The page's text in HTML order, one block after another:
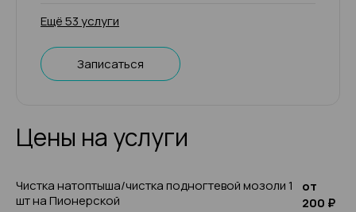
Ещё 53 услуги
Записаться
Цены на услуги
Чистка натоптыша/чистка подногтевой мозоли 1
шт на Пионерской
от
200 ₽